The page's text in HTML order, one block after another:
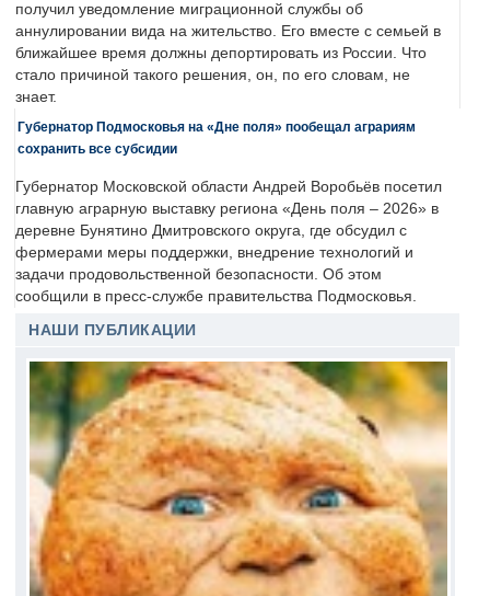
получил уведомление миграционной службы об
аннулировании вида на жительство. Его вместе с семьей в
ближайшее время должны депортировать из России. Что
стало причиной такого решения, он, по его словам, не
знает.
Губернатор Подмосковья на «Дне поля» пообещал аграриям
сохранить все субсидии
Губернатор Московской области Андрей Воробьёв посетил
главную аграрную выставку региона «День поля – 2026» в
деревне Бунятино Дмитровского округа, где обсудил с
фермерами меры поддержки, внедрение технологий и
задачи продовольственной безопасности. Об этом
сообщили в пресс-службе правительства Подмосковья.
НАШИ ПУБЛИКАЦИИ